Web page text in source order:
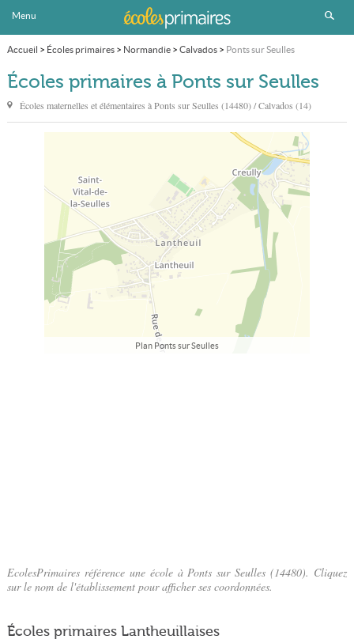
Menu
Accueil > Écoles primaires> Normandie> Calvados> Ponts sur Seulles
Écoles primaires à Ponts sur Seulles
Écoles maternelles et élémentaires àPonts sur Seulles (14480) / Calvados (14)
Plan Ponts sur Seulles
EcolesPrimaires référence une école à Ponts sur Seulles (14480). Cliquez
sur le nom de l'établissement pour afficher ses coordonnées.
Écoles primaires Lantheuillaises